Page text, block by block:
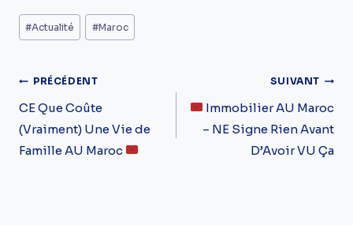
Étiquettes
de
publication :
#Actualité #Maroc
Navigation
De
L’article
PRÉCÉDENT
CE Que Coûte
(Vraiment) Une Vie de
Famille AU Maroc
SUIVANT
Immobilier AU Maroc
– NE Signe Rien Avant
D’Avoir VU Ça